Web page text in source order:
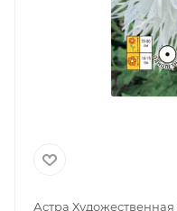
Астра Художественная